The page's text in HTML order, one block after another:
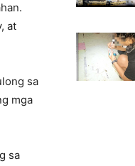
at
sa
mga
sa